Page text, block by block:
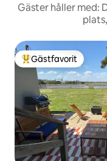
Gäster håller med:
Populär gästfavorit
Gästfavorit